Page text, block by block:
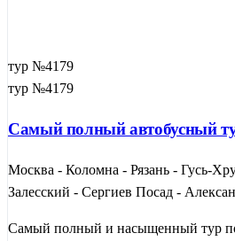
тур №4179
тур №4179
Самый полный автобусный
Москва - Коломна - Рязань - Гусь-
Залесский - Сергиев Посад -
Самый полный и насыщенный тур по